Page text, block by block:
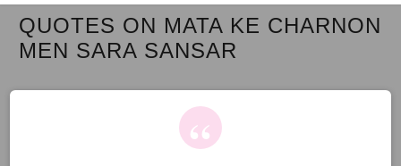
QUOTES ON MATA KE CHARNON
MEN SARA SANSAR